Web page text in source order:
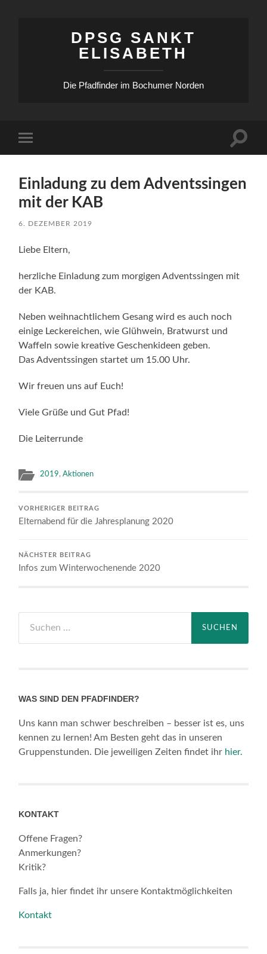
DPSG SANKT
ELISABETH
Die Pfadfinder im Bochumer Norden
Menü
Einladung zu dem Adventssingen
mit der KAB
6. DEZEMBER 2019
Liebe Eltern,
herzliche Einladung zum morgigen Adventssingen mit
der KAB.
Neben weihnachtlichem Gesang wird es auch noch
einige Leckereichen, wie Glühwein, Bratwurst und
Waffeln sowie kreative Geschenkideen geben.
Das Adventssingen startet um 15.00 Uhr.
Wir freuen uns auf Euch!
Viele Grüße und Gut Pfad!
Die Leiterrunde
2019,Aktionen
VORHERIGER BEITRAG
Elternabend für die Jahresplanung 2020
NÄCHSTER BEITRAG
Infos zum Winterwochenende 2020
nach:
WAS SIND DEN PFADFINDER?
Uns kann man schwer beschreiben – besser ist es, uns
kennen zu lernen! Am Besten geht das in unseren
Gruppenstunden. Die jeweiligen Zeiten findet ihr hier.
KONTAKT
Offene Fragen?
Anmerkungen?
Kritik?
Falls ja, hier findet ihr unsere Kontaktmöglichkeiten
Kontakt